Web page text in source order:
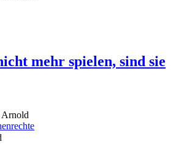
mehr spielen, sind sie